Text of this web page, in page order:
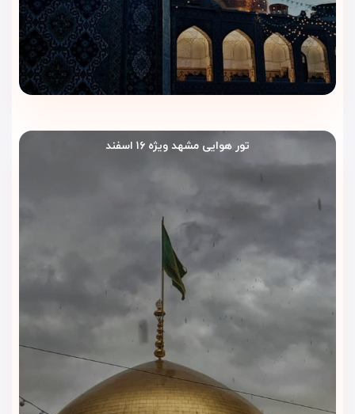
تور هوایی مشهد ویژه ۱۶ اسفند